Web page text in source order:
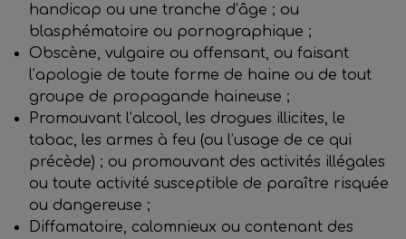
handicap ou une tranche d’âge ; ou
blasphématoire ou pornographique ;
Obscène, vulgaire ou offensant, ou faisant
l’apologie de toute forme de haine ou de tout
groupe de propagande haineuse ;
Promouvant l’alcool, les drogues illicites, le
tabac, les armes à feu (ou l’usage de ce qui
précède) ; ou promouvant des activités illégales
ou toute activité susceptible de paraître risquée
ou dangereuse ;
Diffamatoire, calomnieux ou contenant des